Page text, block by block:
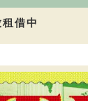
租借中